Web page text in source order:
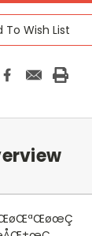
To Wish List